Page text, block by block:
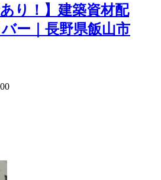
り！】建築資材配
ー｜長野県飯山市